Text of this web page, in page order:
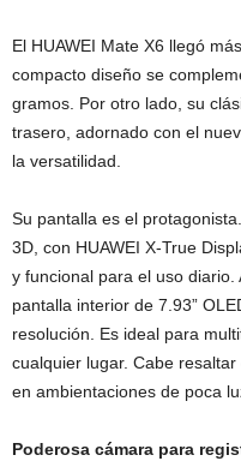
El HUAWEI Mate X6 llegó
compacto diseño se
gramos. Por otro lado, su
trasero, adornado con el
la versatilidad.
Su pantalla es el
3D, con HUAWEI X-True
y funcional para el uso
pantalla interior de 7.93”
resolución. Es ideal para
cualquier lugar. Cabe
en ambientaciones de poca
Poderosa cámara para